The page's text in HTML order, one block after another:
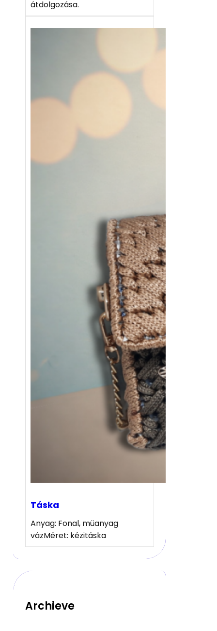
átdolgozása.
Táska
Anyag: Fonal, müanyag
vázMéret: kézitáska
Archieve